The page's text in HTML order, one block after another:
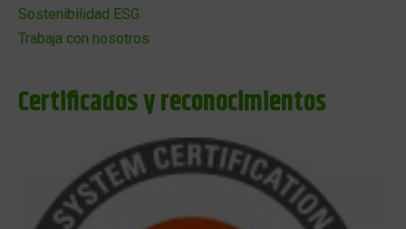
Sostenibilidad ESG
Trabaja con nosotros
Certificados y reconocimientos